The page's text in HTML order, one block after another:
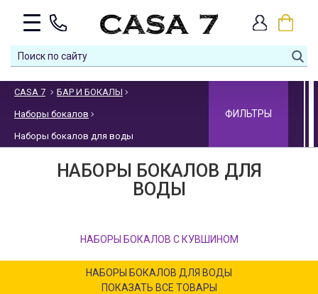
CASA 7 БАР И БОКАЛЫ
Наборы бокалов
Наборы бокалов для воды
ФИЛЬТРЫ
НАБОРЫ БОКАЛОВ ДЛЯ
ВОДЫ
НАБОРЫ БОКАЛОВ С КУВШИНОМ
НАБОРЫ БОКАЛОВ ДЛЯ ВОДЫ
ПОКАЗАТЬ ВСЕ ТОВАРЫ